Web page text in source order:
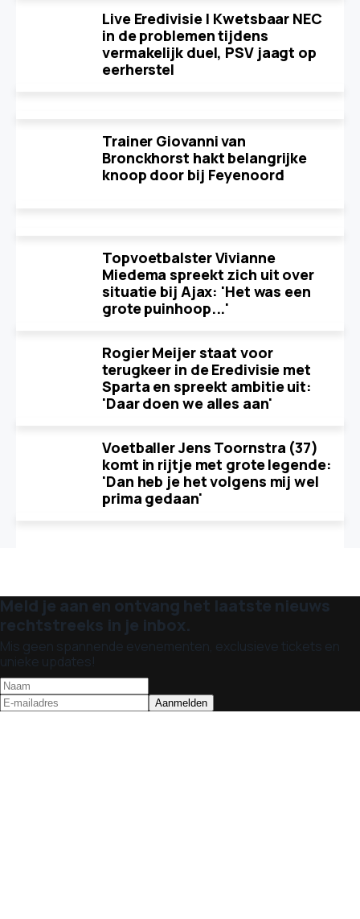
Live Eredivisie | Kwetsbaar NEC
in de problemen tijdens
vermakelijk duel, PSV jaagt op
eerherstel
Trainer Giovanni van
Bronckhorst hakt belangrijke
knoop door bij Feyenoord
Topvoetbalster Vivianne
Miedema spreekt zich uit over
situatie bij Ajax: 'Het was een
grote puinhoop...'
Rogier Meijer staat voor
terugkeer in de Eredivisie met
Sparta en spreekt ambitie uit:
'Daar doen we alles aan'
Voetballer Jens Toornstra (37)
komt in rijtje met grote legende:
'Dan heb je het volgens mij wel
prima gedaan'
Meld je aan en ontvang het laatste nieuws
rechtstreeks in je inbox.
Mis geen spannende evenementen, exclusieve tickets en
unieke updates!